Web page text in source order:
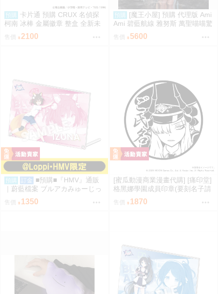
預購
卡片通 預購 CRUX 名偵探
柯南 冰棒 金屬徽章 整盒 全新未
售價 2100
預購
[魔王小屋] 預購 代理版 Ami
Ami 碧藍航線 雅努斯 萬聖喵喵驚
悚夜ver.
售價 5600
預購 訂金 ■預購■『HMV』通販
｜蔚藍檔案 ブルアカみゅーじっ
く♪3D LIVE『忍術研究部』壓克
力板。[0912]
售價 1350
[蜜瓜動漫商業漫畫代購] [痛印堂]
格黑娜學園成員印章(要刻名子請
下單備註)(預約至8/28)(12月預
約)(蔚藍檔案)
售價 1870